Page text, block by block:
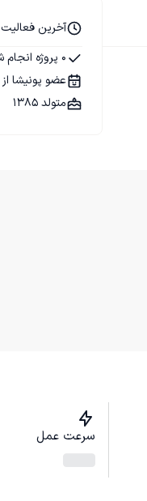
آخرین فعالیت 26 مهر 1404
0 پروژه انجام شده
عضو پونیشا از 26 مهر 1404
متولد 1385
سرعت عمل